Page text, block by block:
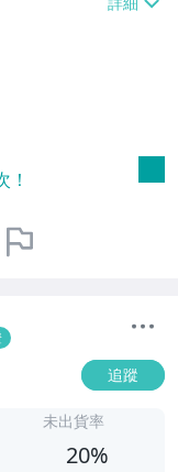
付款【單件
免運
、滿5件
追蹤
未出貨率
20%